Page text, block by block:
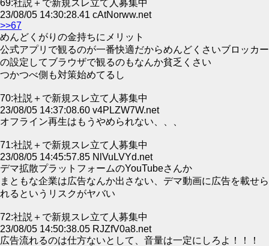
69:社説＋で新規スレ立て人募集中
23/08/05 14:30:28.41 cAtNorww.net
>>67
めんどくがりの金持ちにメリット
公式アプリで観るのが一番快適だからめんどくさいブロッカー
の設定してブラウザで観るのもなんか貧乏くさい
つかつべ側も対策始めてるし
70:社説＋で新規スレ立て人募集中
23/08/05 14:37:08.60 v4PLZW7W.net
オフライン再生はもうやめられない、、、
71:社説＋で新規スレ立て人募集中
23/08/05 14:45:57.85 NlVuLVYd.net
デマ拡散プラットフォームのYouTubeさんか
まともな企業は広告なんか出さない、デマ動画に広告を載せら
れるというリスクがヤバい
72:社説＋で新規スレ立て人募集中
23/08/05 14:50:38.05 RJZfV0a8.net
広告流れるのは仕方ないとして、音量は一定にしろよ！！！